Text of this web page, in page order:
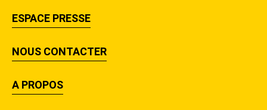
ESPACE PRESSE
NOUS CONTACTER
A PROPOS